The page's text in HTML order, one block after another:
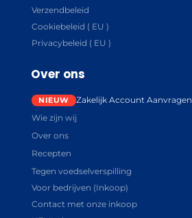
Verzendbeleid
Cookiebeleid ( EU )
Privacybeleid ( EU )
Over ons
Zakelijk Account Aanvragen
Wie zijn wij
Over ons
Recepten
Tegen voedselverspilling
Voor bedrijven (Inkoop)
Contact met onze inkoop